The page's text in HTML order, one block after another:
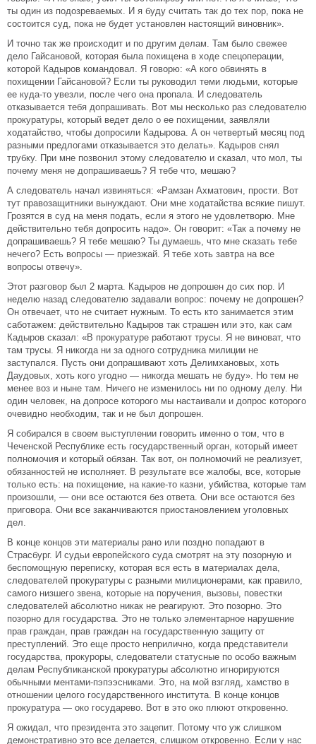
ты один из подозреваемых. И я буду считать так до тех пор, пока не
состоится суд, пока не будет установлен настоящий виновник».
И точно так же происходит и по другим делам. Там было свежее
дело Гайсановой, которая была похищена в ходе спецоперации,
которой Кадыров командовал. Я говорю: «А кого обвинять в
похищении Гайсановой? Если ты руководил теми людьми, которые
ее куда-то увезли, после чего она пропала. И следователь
отказывается тебя допрашивать. Вот мы несколько раз следователю
прокуратуры, который ведет дело о ее похищении, заявляли
ходатайство, чтобы допросили Кадырова. А он четвертый месяц под
разными предлогами отказывается это делать». Кадыров снял
трубку. При мне позвонил этому следователю и сказал, что мол, ты
почему меня не допрашиваешь? Я тебе что, мешаю?
А следователь начал извиняться: «Рамзан Ахматович, прости. Вот
тут правозащитники вынуждают. Они мне ходатайства всякие пишут.
Грозятся в суд на меня подать, если я этого не удовлетворю. Мне
действительно тебя допросить надо». Он говорит: «Так а почему не
допрашиваешь? Я тебе мешаю? Ты думаешь, что мне сказать тебе
нечего? Есть вопросы — приезжай. Я тебе хоть завтра на все
вопросы отвечу».
Этот разговор был 2 марта. Кадыров не допрошен до сих пор. И
неделю назад следователю задавали вопрос: почему не допрошен?
Он отвечает, что не считает нужным. То есть кто занимается этим
саботажем: действительно Кадыров так страшен или это, как сам
Кадыров сказал: «В прокуратуре работают трусы. Я не виноват, что
там трусы. Я никогда ни за одного сотрудника милиции не
заступался. Пусть они допрашивают хоть Делимхановых, хоть
Даудовых, хоть кого угодно — никогда мешать не буду». Но тем не
менее воз и ныне там. Ничего не изменилось ни по одному делу. Ни
один человек, на допросе которого мы настаивали и допрос которого
очевидно необходим, так и не был допрошен.
Я собирался в своем выступлении говорить именно о том, что в
Чеченской Республике есть государственный орган, который имеет
полномочия и который обязан. Так вот, он полномочий не реализует,
обязанностей не исполняет. В результате все жалобы, все, которые
только есть: на похищение, на какие-то казни, убийства, которые там
произошли, — они все остаются без ответа. Они все остаются без
приговора. Они все заканчиваются приостановлением уголовных
дел.
В конце концов эти материалы рано или поздно попадают в
Страсбург. И судьи европейского суда смотрят на эту позорную и
беспомощную переписку, которая вся есть в материалах дела,
следователей прокуратуры с разными милиционерами, как правило,
самого низшего звена, которые на поручения, вызовы, повестки
следователей абсолютно никак не реагируют. Это позорно. Это
позорно для государства. Это не только элементарное нарушение
прав граждан, прав граждан на государственную защиту от
преступлений. Это еще просто неприлично, когда представители
государства, прокуроры, следователи статусные по особо важным
делам Республиканской прокуратуры абсолютно игнорируются
обычными ментами-пэпээсниками. Это, на мой взгляд, хамство в
отношении целого государственного института. В конце концов
прокуратура — око государево. Вот в это око плюют откровенно.
Я ожидал, что президента это зацепит. Потому что уж слишком
демонстративно это все делается, слишком откровенно. Если у нас